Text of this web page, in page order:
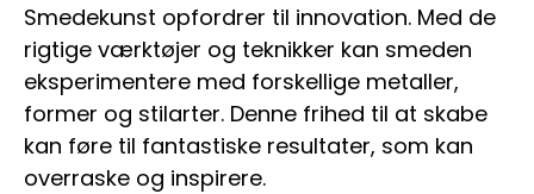
Smedekunst opfordrer til innovation. Med de
rigtige værktøjer og teknikker kan smeden
eksperimentere med forskellige metaller,
former og stilarter. Denne frihed til at skabe
kan føre til fantastiske resultater, som kan
overraske og inspirere.